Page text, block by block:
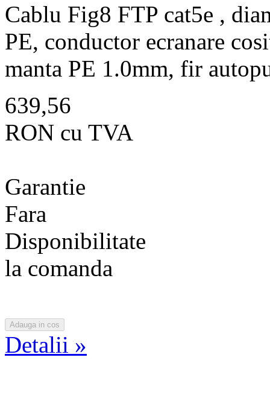
Cablu Fig8 FTP cat5e ,
PE, conductor ecranare
manta PE 1.0mm, fir
639,56
RON cu TVA
Garantie
Fara
Disponibilitate
la comanda
Detalii »